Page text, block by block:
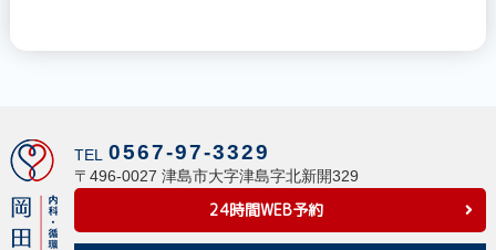
TEL 0567-97-3329
〒496-0027 津島市大字津島字北新開329
24時間WEB予約